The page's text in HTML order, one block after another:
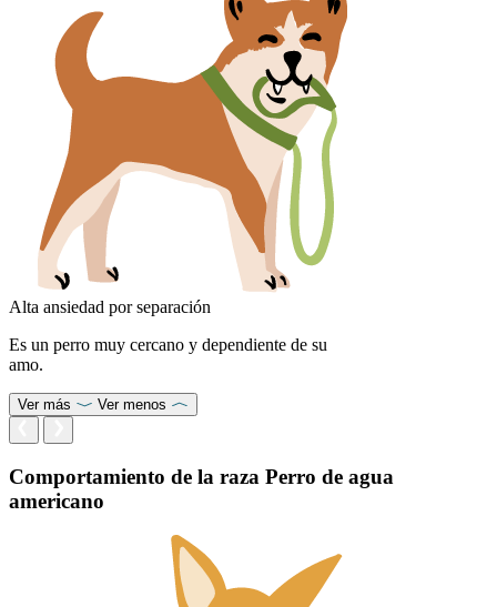
Alta ansiedad por separación
Es un perro muy cercano y dependiente de su
amo.
Ver más Ver menos
Comportamiento de la raza Perro de agua
americano